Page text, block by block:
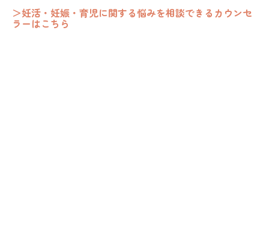
＞妊活・妊娠・育児に関する悩みを相談できるカウンセ
ラーはこちら